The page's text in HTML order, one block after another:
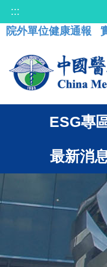
:::
院外單位健康通報
ESG專
最新消